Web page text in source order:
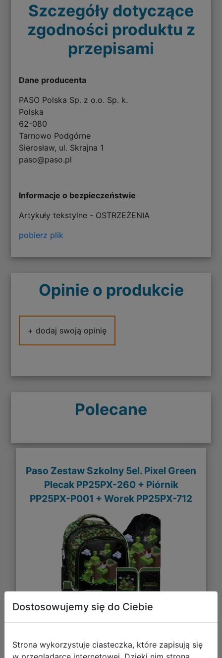
Szczegóły dotyczące
zgodności produktu z
przepisami
Dane producenta
PASO Polska Sp. z o.o. Sp. k.
Polska
62-080
Tarnowo Podgórne
Sierosław, ul. Skrajna 1
paso@paso.pl
Informacje o bezpieczeństwie
Artykuły tekstylne - OSTRZEŻENIA
pobierz plik
Opinie o produkcie
+ dodaj swoją opinię
Polecane
Paso Zestaw Szkolny 5el. Pixel Green
Plecak PP25PX-260 + Piórnik
PP25PX-P001 + Worek PP25PX-712
Dostosowujemy się do Ciebie
Strona wykorzystuje ciasteczka, które zapisują się